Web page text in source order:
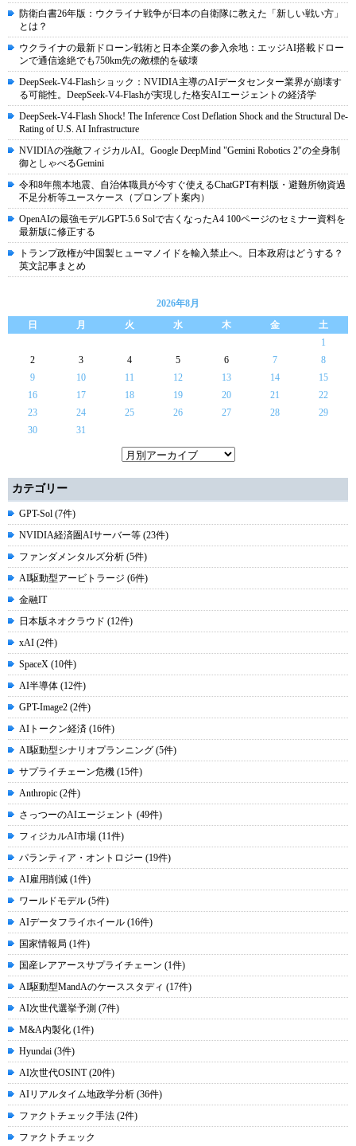
防衛白書26年版：ウクライナ戦争が日本の自衛隊に教えた「新しい戦い方」
とは？
ウクライナの最新ドローン戦術と日本企業の参入余地：エッジAI搭載ドロー
ンで通信途絶でも750km先の敵標的を破壊
DeepSeek-V4-Flashショック：NVIDIA主導のAIデータセンター業界が崩壊す
る可能性。DeepSeek-V4-Flashが実現した格安AIエージェントの経済学
DeepSeek-V4-Flash Shock! The Inference Cost Deflation Shock and the Structural De-
Rating of U.S. AI Infrastructure
NVIDIAの強敵フィジカルAI。Google DeepMind "Gemini Robotics 2"の全身制
御としゃべるGemini
令和8年熊本地震、自治体職員が今すぐ使えるChatGPT有料版・避難所物資過
不足分析等ユースケース（プロンプト案内）
OpenAIの最強モデルGPT-5.6 Solで古くなったA4 100ページのセミナー資料を
最新版に修正する
トランプ政権が中国製ヒューマノイドを輸入禁止へ。日本政府はどうする？
英文記事まとめ
2026年8月
日
月 火 水 木 金
土
1
2
3 4 5 6 7
8
9
10 11 12 13 14
15
16
17 18 19 20 21
22
23
24 25 26 27 28
29
30
31
カテゴリー
GPT-Sol (7件)
NVIDIA経済圏AIサーバー等 (23件)
ファンダメンタルズ分析 (5件)
AI駆動型アービトラージ (6件)
金融IT
日本版ネオクラウド (12件)
xAI (2件)
SpaceX (10件)
AI半導体 (12件)
GPT-Image2 (2件)
AIトークン経済 (16件)
AI駆動型シナリオプランニング (5件)
サプライチェーン危機 (15件)
Anthropic (2件)
さっつーのAIエージェント (49件)
フィジカルAI市場 (11件)
パランティア・オントロジー (19件)
AI雇用削減 (1件)
ワールドモデル (5件)
AIデータフライホイール (16件)
国家情報局 (1件)
国産レアアースサプライチェーン (1件)
AI駆動型MandAのケーススタディ (17件)
AI次世代選挙予測 (7件)
M&A内製化 (1件)
Hyundai (3件)
AI次世代OSINT (20件)
AIリアルタイム地政学分析 (36件)
ファクトチェック手法 (2件)
ファクトチェック